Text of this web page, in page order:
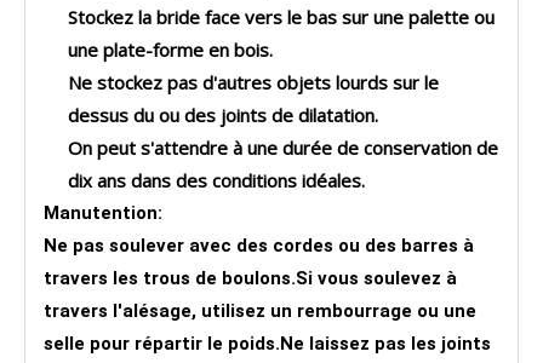
Stockez la bride face vers le bas sur une palette ou
une plate-forme en bois.
Ne stockez pas d'autres objets lourds sur le
dessus du ou des joints de dilatation.
On peut s'attendre à une durée de conservation de
dix ans dans des conditions idéales.
Manutention:
Ne pas soulever avec des cordes ou des barres à
travers les trous de boulons.Si vous soulevez à
travers l'alésage, utilisez un rembourrage ou une
selle pour répartir le poids.Ne laissez pas les joints